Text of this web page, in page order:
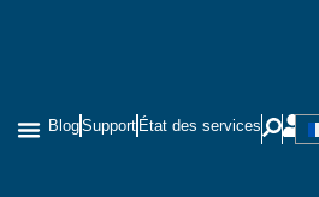
BlogSupport État des services